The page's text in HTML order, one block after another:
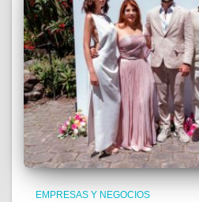
EMPRESAS Y NEGOCIOS